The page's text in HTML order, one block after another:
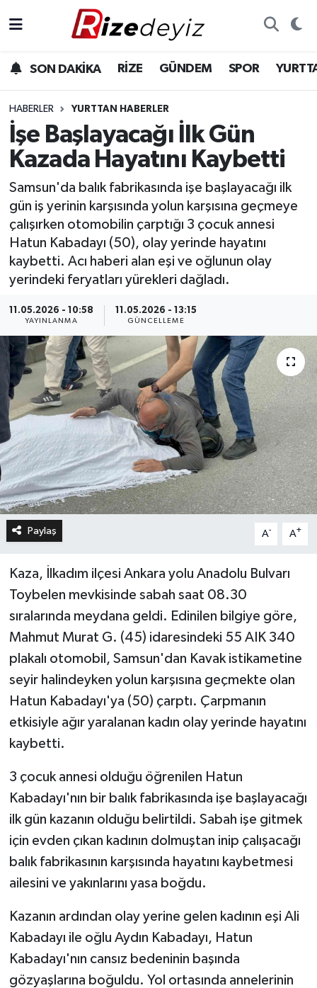
SON DAKİKA RİZE GÜNDEM SPOR
HABERLER YURTTAN HABERLER
İşe Başlayacağı İlk Gün
Kazada Hayatını Kaybetti
Samsun'da balık fabrikasında işe başlayacağı ilk
gün iş yerinin karşısında yolun karşısına geçmeye
çalışırken otomobilin çarptığı 3 çocuk annesi
Hatun Kabadayı (50), olay yerinde hayatını
kaybetti. Acı haberi alan eşi ve oğlunun olay
yerindeki feryatları yürekleri dağladı.
11.05.2026 - 10:58
YAYINLANMA
11.05.2026 - 13:15
GÜNCELLEME
Paylaş A- A+
Kaza, İlkadım ilçesi Ankara yolu Anadolu Bulvarı
Toybelen mevkisinde sabah saat 08.30
sıralarında meydana geldi. Edinilen bilgiye göre,
Mahmut Murat G. (45) idaresindeki 55 AIK 340
plakalı otomobil, Samsun'dan Kavak istikametine
seyir halindeyken yolun karşısına geçmekte olan
Hatun Kabadayı'ya (50) çarptı. Çarpmanın
etkisiyle ağır yaralanan kadın olay yerinde hayatını
kaybetti.
3 çocuk annesi olduğu öğrenilen Hatun
Kabadayı'nın bir balık fabrikasında işe başlayacağı
ilk gün kazanın olduğu belirtildi. Sabah işe gitmek
için evden çıkan kadının dolmuştan inip çalışacağı
balık fabrikasının karşısında hayatını kaybetmesi
ailesini ve yakınlarını yasa boğdu.
Kazanın ardından olay yerine gelen kadının eşi Ali
Kabadayı ile oğlu Aydın Kabadayı, Hatun
Kabadayı'nın cansız bedeninin başında
gözyaşlarına boğuldu. Yol ortasında annelerinin
Gündem
Yurttan Haberler
Ekonomi
Teknoloji
Rize Hava Durumu
Rize Trafik Yoğunluk Haritası
Süper Lig Puan Durumu ve Fikstür
Tüm Manşetler
Son Dakika Haberleri